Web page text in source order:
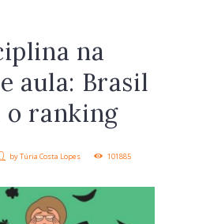
na
aula: Brasil
o ranking
byTúria Costa Lopes
101885